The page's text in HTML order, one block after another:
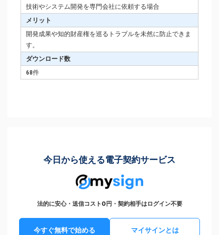
技術やシステム開発を専門会社に依頼する場合
メリット
開発成果や知的財産権を巡るトラブルを未然に防止できま
す。
ダウンロード数
68件
今日から使える電子契約サービス
法的に安心・送信コスト0円・契約相手はログイン不要
今すぐ無料で始める マイサインとは